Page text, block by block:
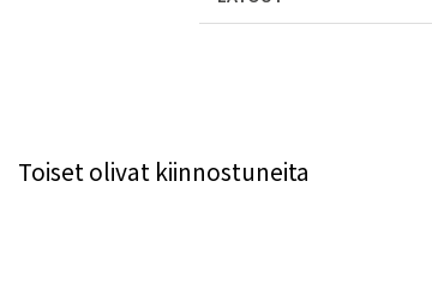
Toiset olivat kiinnostuneita